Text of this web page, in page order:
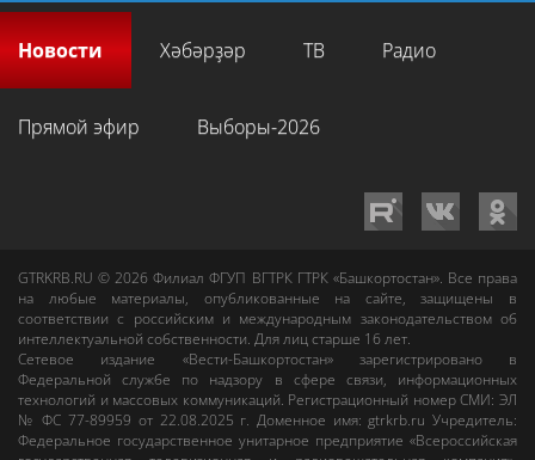
Новости Хәбәрҙәр ТВ Радио
Прямой эфир Выборы-2026
GTRKRB.RU © 2026Филиал ФГУП ВГТРК ГТРК «Башкортостан». Все права
на любые материалы, опубликованные на сайте, защищены в
соответствии с российским и международным законодательством об
интеллектуальной собственности. Для лиц старше 16 лет.
Сетевое издание «Вести-Башкортостан»зарегистрировано в
Федеральной службе по надзору в сфере связи, информационных
технологий и массовых коммуникаций. Регистрационный номер СМИ: ЭЛ
№ ФС 77-89959 от 22.08.2025 г. Доменное имя:gtrkrb.ru Учредитель:
Федеральное государственное унитарное предприятие «Всероссийская